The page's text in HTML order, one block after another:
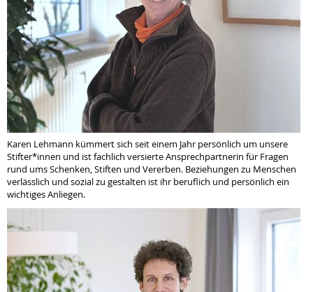
Karen Lehmann kümmert sich seit einem Jahr persönlich um unsere
Stifter*innen und ist fachlich versierte Ansprechpartnerin für Fragen
rund ums Schenken, Stiften und Vererben. Beziehungen zu Menschen
verlässlich und sozial zu gestalten ist ihr beruflich und persönlich ein
wichtiges Anliegen.